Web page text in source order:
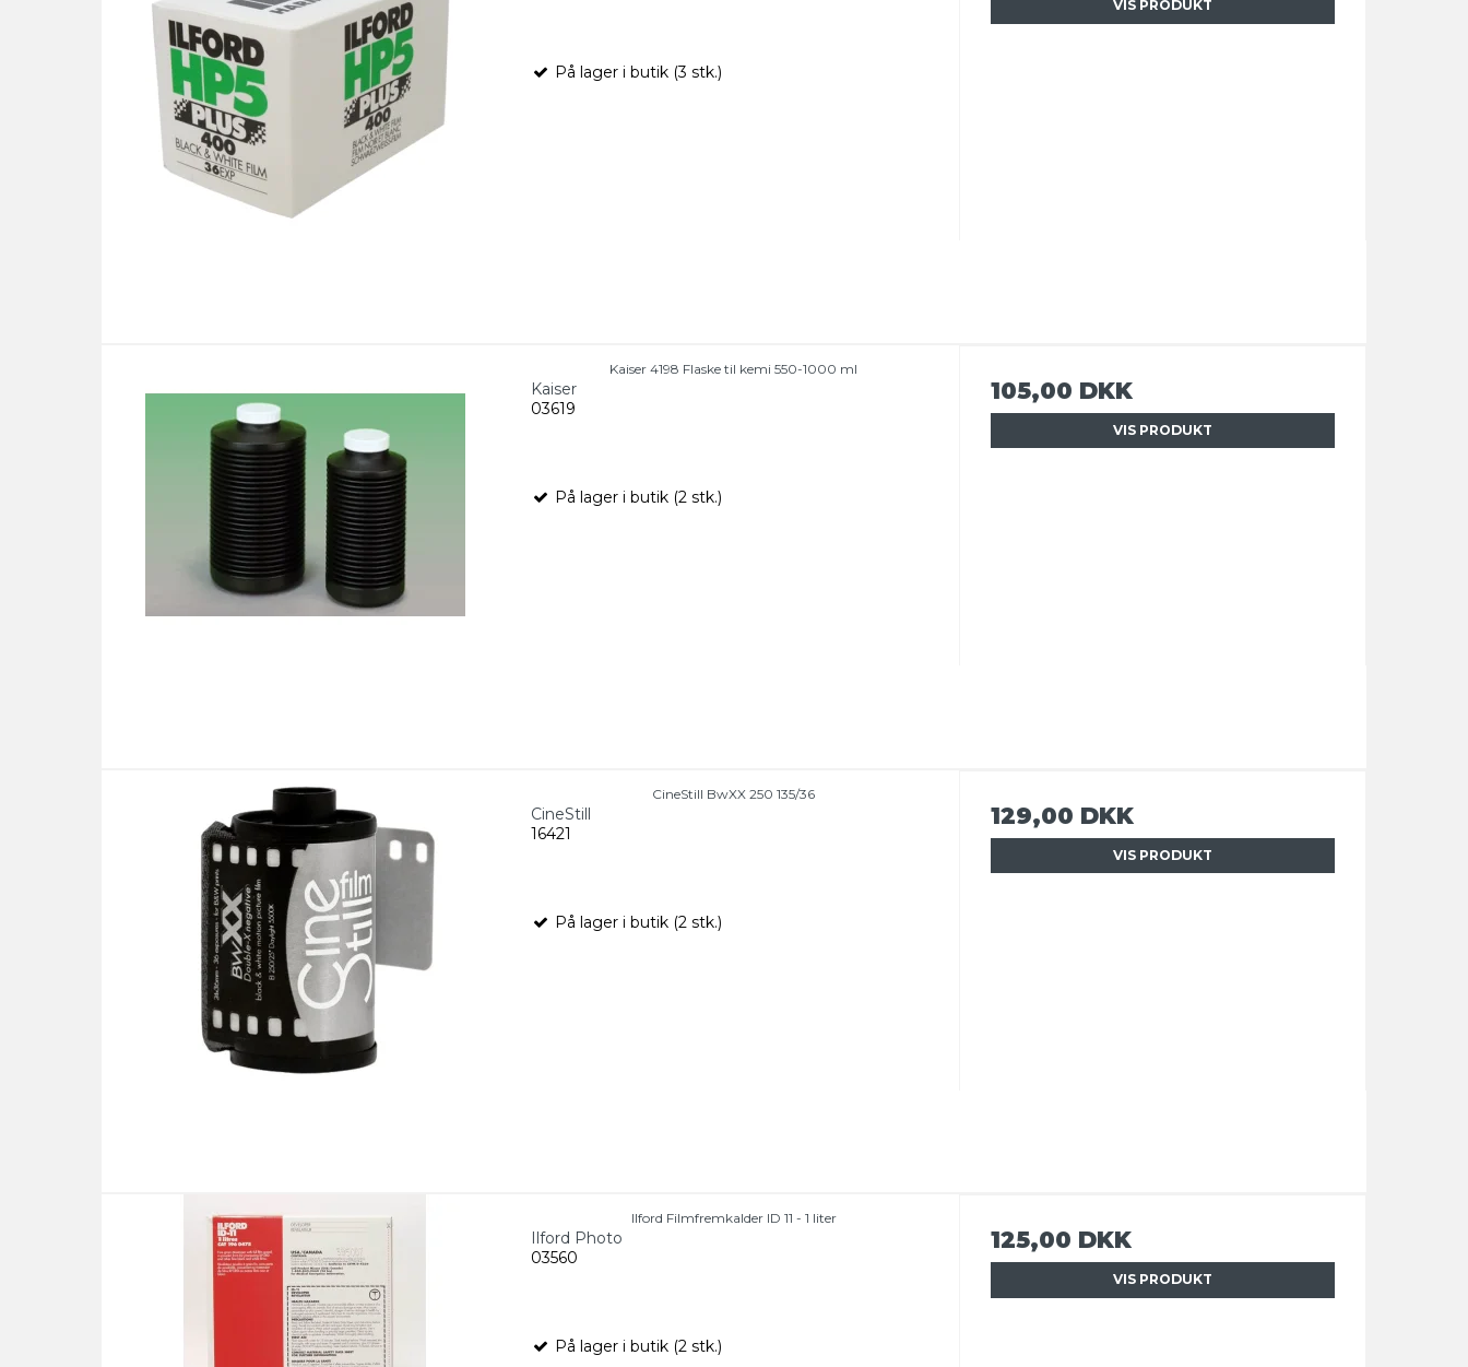
På lager i butik (3 stk.)
VIS PRODUKT
Kaiser 4198 Flaske til kemi 550-1000 ml
Kaiser
03619
På lager i butik (2 stk.)
105,00 DKK
VIS PRODUKT
CineStill BwXX 250 135/36
CineStill
16421
På lager i butik (2 stk.)
129,00 DKK
VIS PRODUKT
Ilford Filmfremkalder ID 11 - 1 liter
Ilford Photo
03560
På lager i butik (2 stk.)
125,00 DKK
VIS PRODUKT